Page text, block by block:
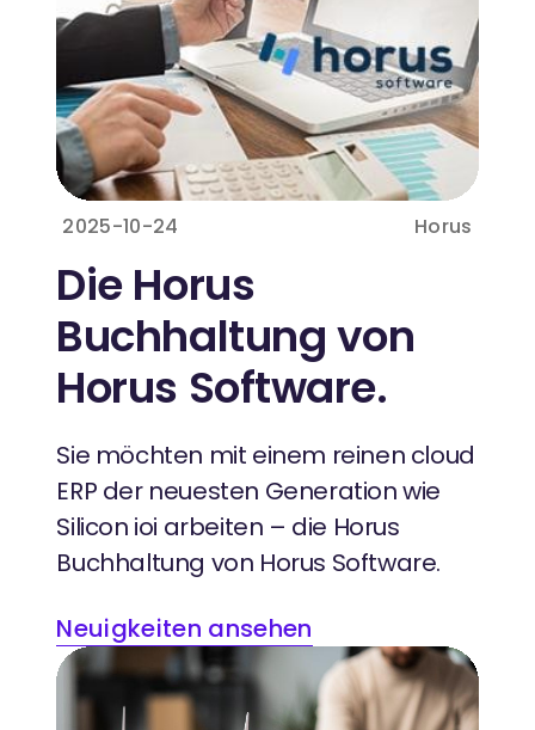
2025-10-24 Horus
Die Horus
Buchhaltung von
Horus Software.
Sie möchten mit einem reinen cloud
ERP der neuesten Generation wie
Silicon ioi arbeiten – die Horus
Buchhaltung von Horus Software.
Neuigkeiten ansehen